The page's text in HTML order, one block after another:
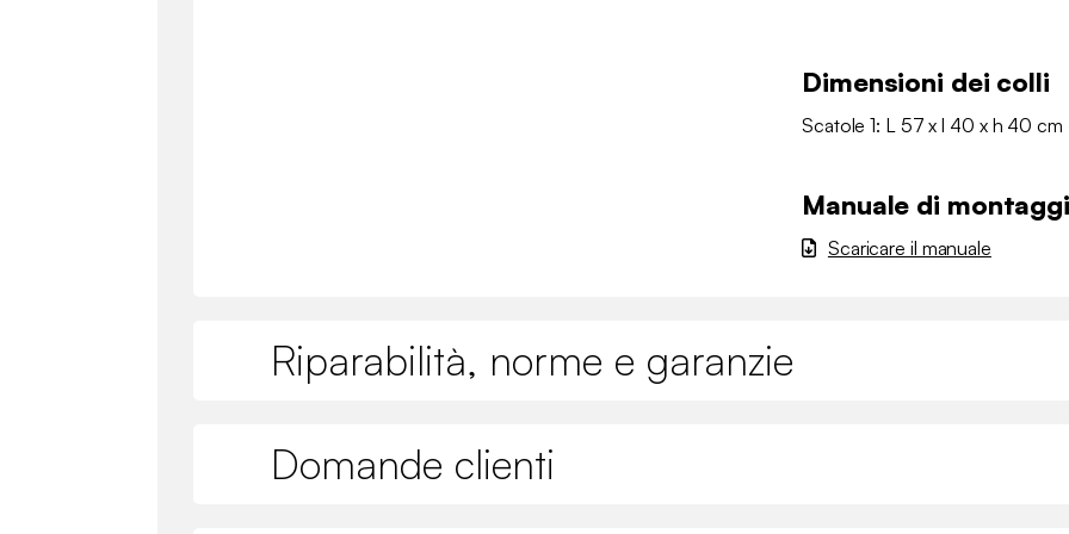
Dimensioni dei colli
Scatole 1: L 57 x l 40 x h 40 cm
Manuale di
Scaricare il manuale
Riparabilità, norme e garanzie
Domande clienti